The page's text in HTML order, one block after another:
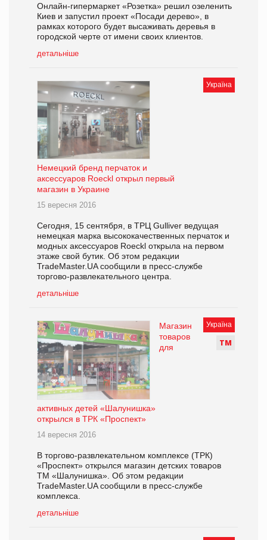
Онлайн-гипермаркет «Розетка» решил озеленить
Киев и запустил проект «Посади дерево», в
рамках которого будет высаживать деревья в
городской черте от имени своих клиентов.
детальніше
Україна
Немецкий бренд перчаток и
аксессуаров Roeckl открыл первый
магазин в Украине
15 вересня 2016
Сегодня, 15 сентября, в ТРЦ Gulliver ведущая
немецкая марка высококачественных перчаток и
модных аксессуаров Roeckl открыла на первом
этаже свой бутик. Об этом редакции
TradeMaster.UA сообщили в пресс-службе
торгово-развлекательного центра.
детальніше
Україна
ТМ
Магазин
товаров
для
активных детей «Шалунишка»
открылся в ТРК «Проспект»
14 вересня 2016
В торгово-развлекательном комплексе (ТРК)
«Проспект» открылся магазин детских товаров
ТМ «Шалунишка». Об этом редакции
TradeMaster.UA сообщили в пресс-службе
комплекса.
детальніше